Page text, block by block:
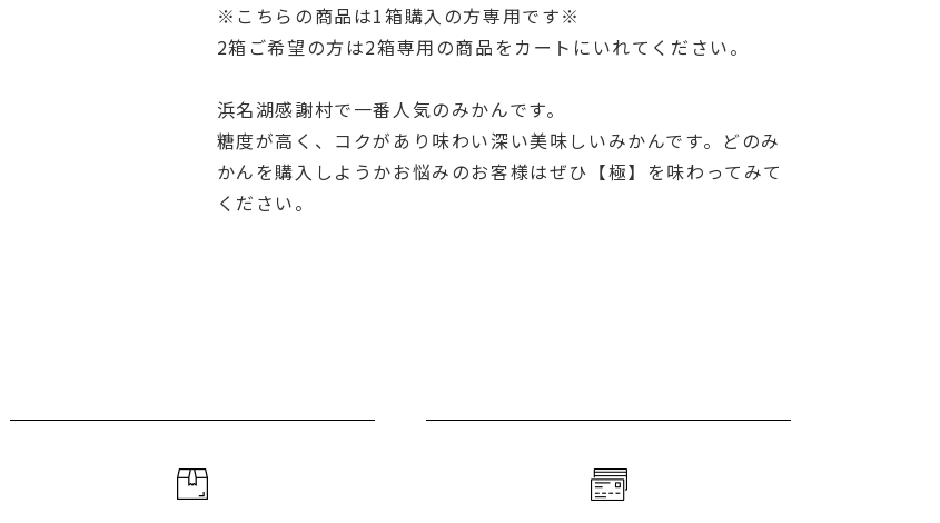
※こちらの商品は1箱購入の方専用です※
2箱ご希望の方は2箱専用の商品をカートにいれてください。
浜名湖感謝村で一番人気のみかんです。
糖度が高く、コクがあり味わい深い美味しいみかんです。どのみ
かんを購入しようかお悩みのお客様はぜひ【極】を味わってみて
ください。